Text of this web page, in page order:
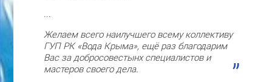
...
Желаем всего наилучшего всему коллективу
ГУП РК «Вода Крыма», ещё раз благодарим
Вас за добросовестынх специалистов и
мастеров своего дела.